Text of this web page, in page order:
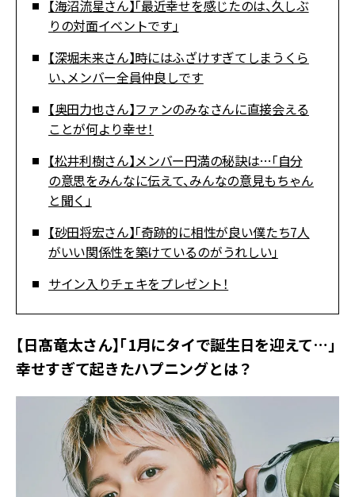
【海沼流星さん】「最近幸せを感じたのは、久しぶ
りの対面イベントです」
【深堀未来さん】時にはふざけすぎてしまうくら
い、メンバー全員仲良しです
【奥田力也さん】ファンのみなさんに直接会える
ことが何より幸せ！
【松井利樹さん】メンバー円満の秘訣は…「自分
の意思をみんなに伝えて、みんなの意見もちゃん
と聞く」
【砂田将宏さん】「奇跡的に相性が良い僕たち7人
がいい関係性を築けているのがうれしい」
サイン入りチェキをプレゼント！
【日髙竜太さん】「1月にタイで誕生日を迎えて…」
幸せすぎて起きたハプニングとは？